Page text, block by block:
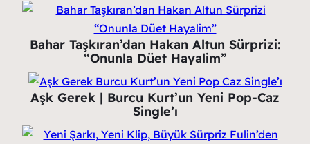
Bahar Taşkıran’dan Hakan Altun Sürprizi:
“Onunla Düet Hayalim”
Aşk Gerek | Burcu Kurt’un Yeni Pop-Caz
Single’ı